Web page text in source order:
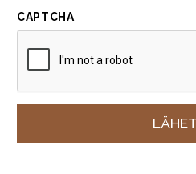
CAPTCHA